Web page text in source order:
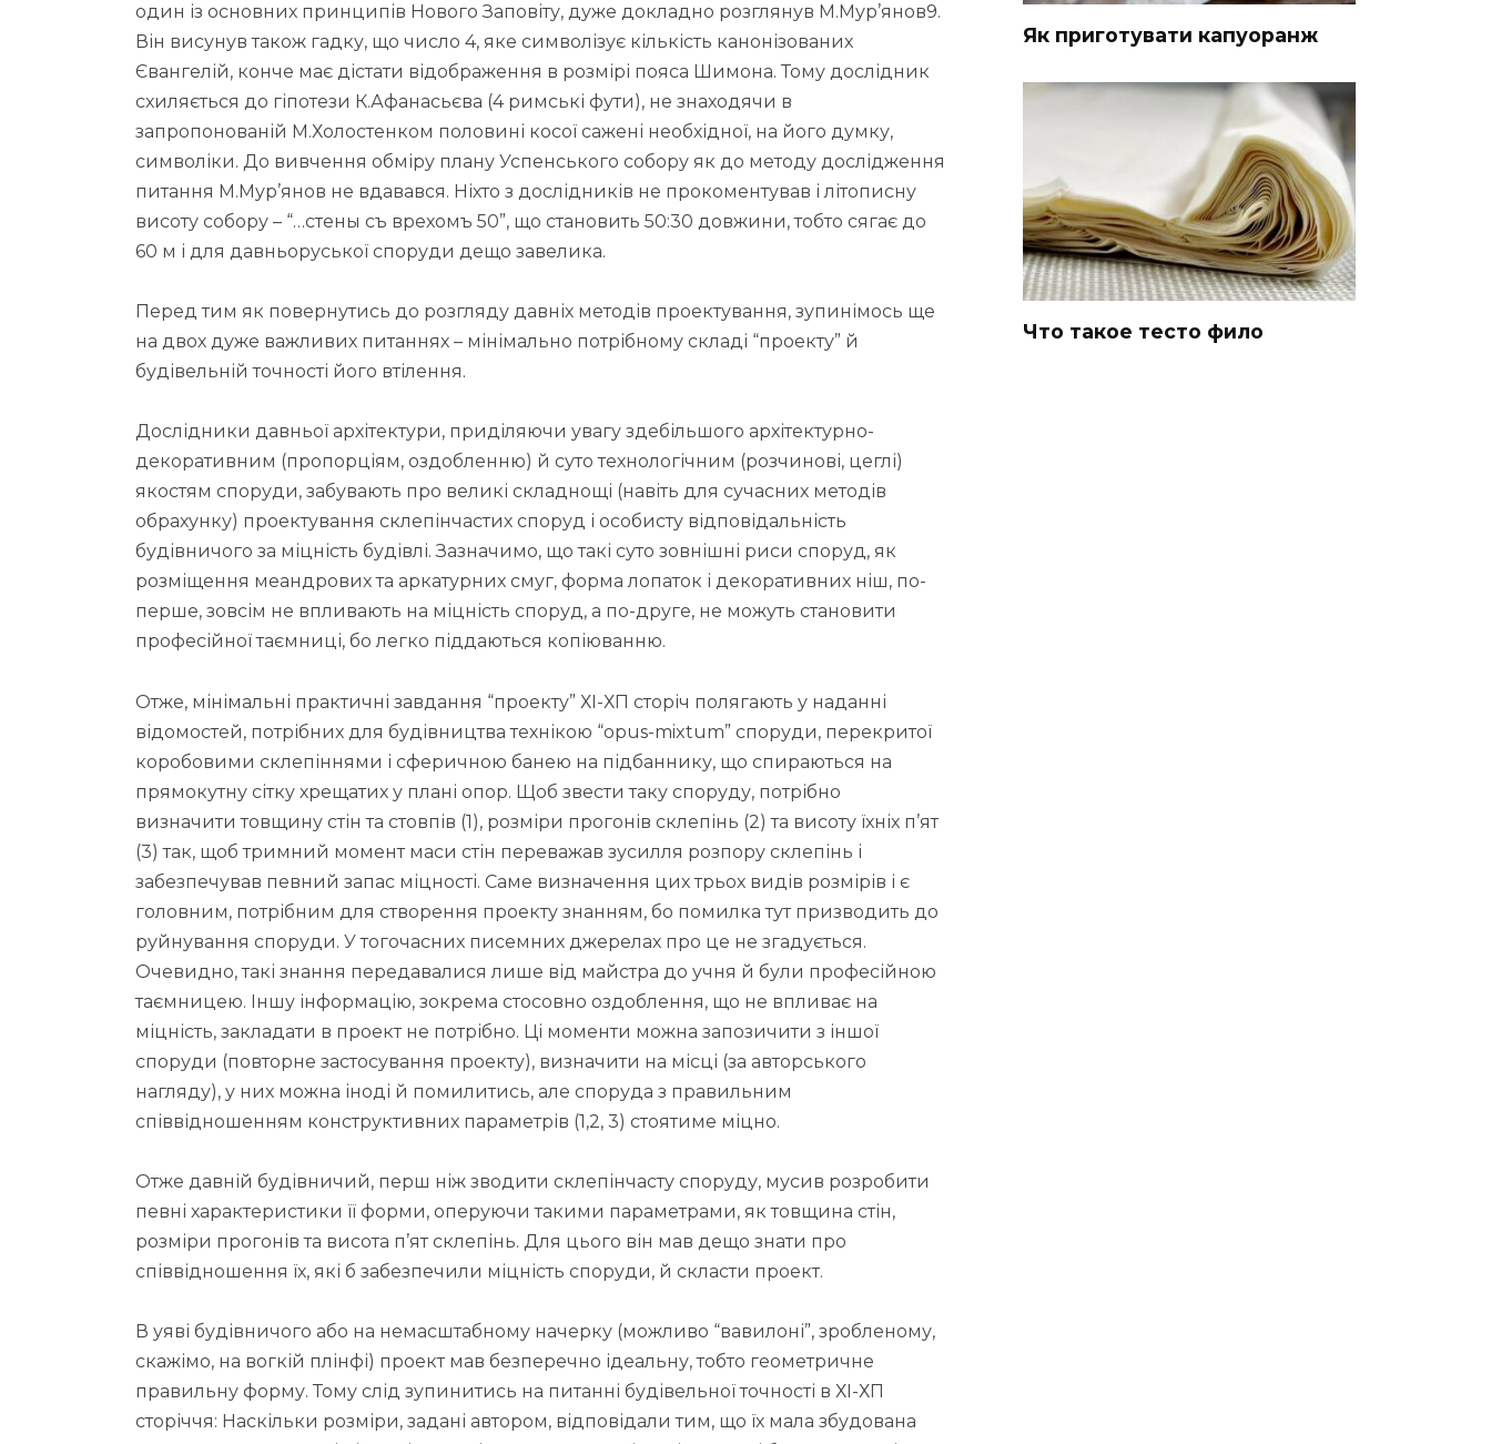
один із основних принципів Нового Заповіту, дуже докладно розглянув М.Мур’янов9.
Він висунув також гадку, що число 4, яке символізує кількість канонізованих
Євангелій, конче має дістати відображення в розмірі пояса Шимона. Тому дослідник
схиляється до гіпотези К.Афанасьєва (4 римські фути), не знаходячи в
запропонованій М.Холостенком половині косої сажені необхідної, на його думку,
символіки. До вивчення обміру плану Успенського собору як до методу дослідження
питання М.Мур’янов не вдавався. Ніхто з дослідників не прокоментував і літописну
висоту собору – “…стены съ врехомъ 50”, що становить 50:30 довжини, тобто сягає до
60 м і для давньоруської споруди дещо завелика.
Перед тим як повернутись до розгляду давніх методів проектування, зупинімось ще
на двох дуже важливих питаннях – мінімально потрібному складі “проекту” й
будівельній точності його втілення.
Дослідники давньої архітектури, приділяючи увагу здебільшого архітектурно-
декоративним (пропорціям, оздобленню) й суто технологічним (розчинові, цеглі)
якостям споруди, забувають про великі складнощі (навіть для сучасних методів
обрахунку) проектування склепінчастих споруд і особисту відповідальність
будівничого за міцність будівлі. Зазначимо, що такі суто зовнішні риси споруд, як
розміщення меандрових та аркатурних смуг, форма лопаток і декоративних ніш, по-
перше, зовсім не впливають на міцність споруд, а по-друге, не можуть становити
професійної таємниці, бо легко піддаються копіюванню.
Отже, мінімальні практичні завдання “проекту” ХІ-ХП сторіч полягають у наданні
відомостей, потрібних для будівництва технікою “opus-mixtum” споруди, перекритої
коробовими склепіннями і сферичною банею на підбаннику, що спираються на
прямокутну сітку хрещатих у плані опор. Щоб звести таку споруду, потрібно
визначити товщину стін та стовпів (1), розміри прогонів склепінь (2) та висоту їхніх п’ят
(3) так, щоб тримний момент маси стін переважав зусилля розпору склепінь і
забезпечував певний запас міцності. Саме визначення цих трьох видів розмірів і є
головним, потрібним для створення проекту знанням, бо помилка тут призводить до
руйнування споруди. У тогочасних писемних джерелах про це не згадується.
Очевидно, такі знання передавалися лише від майстра до учня й були професійною
таємницею. Іншу інформацію, зокрема стосовно оздоблення, що не впливає на
міцність, закладати в проект не потрібно. Ці моменти можна запозичити з іншої
споруди (повторне застосування проекту), визначити на місці (за авторського
нагляду), у них можна іноді й помилитись, але споруда з правильним
співвідношенням конструктивних параметрів (1,2, 3) стоятиме міцно.
Отже давній будівничий, перш ніж зводити склепінчасту споруду, мусив розробити
певні характеристики її форми, оперуючи такими параметрами, як товщина стін,
розміри прогонів та висота п’ят склепінь. Для цього він мав дещо знати про
співвідношення їх, які б забезпечили міцність споруди, й скласти проект.
В уяві будівничого або на немасштабному начерку (можливо “вавилоні”, зробленому,
скажімо, на вогкій плінфі) проект мав безперечно ідеальну, тобто геометричне
правильну форму. Тому слід зупинитись на питанні будівельної точності в ХІ-ХП
сторіччя: Наскільки розміри, задані автором, відповідали тим, що їх мала збудована
Як приготувати капуоранж
Что такое тесто фило